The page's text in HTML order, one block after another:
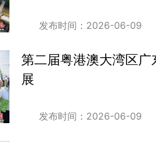
发布时间：2026-06-09
第二届粤港澳大湾区
展
发布时间：2026-06-09